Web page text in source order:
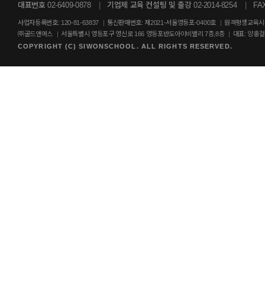
대표번호 02-6409-0878 기업체 교육 컨설팅 및 출강 02-2014-8254
사업자등록번호: 120-81-63837 | 통신판매번호: 제2021-서울영등포-0400호 | 원격평생교육
㈜골드앤에스
| 서울특별시 영등포구 영신로 166 영등포반도아이비밸리 7층,8층 | 대표: 양홍
COPYRIGHT (C) SIWONSCHOOL. ALL RIGHTS RESERVED.